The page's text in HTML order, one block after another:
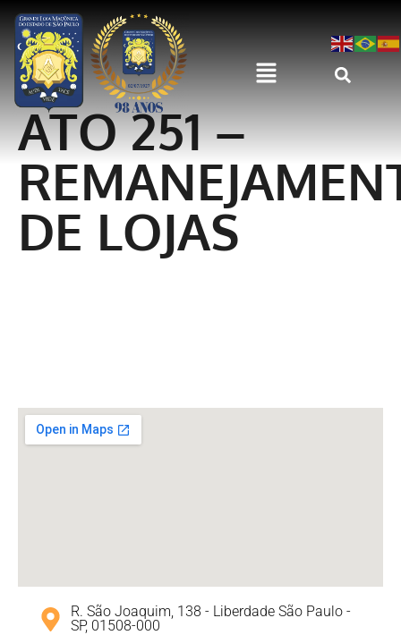
ATO 251 –
DE LOJAS
R. São Joaquim, 138 - Liberdade São Paulo -
SP, 01508-000